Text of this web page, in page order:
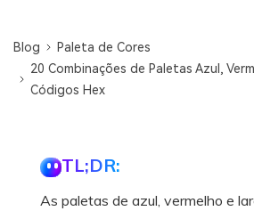
Blog
Paleta de Cores
20 Combinações de Paletas Azul,
Códigos Hex
TL;DR:
As paletas de azul, vermelho e